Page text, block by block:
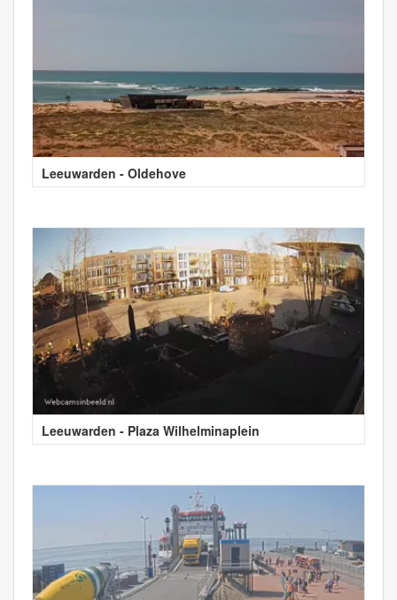
Leeuwarden - Oldehove
Leeuwarden - Plaza Wilhelminaplein